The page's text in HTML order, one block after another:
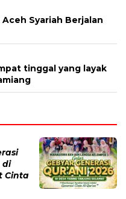
Syariah Berjalan
tinggal yang layak
di
Cinta